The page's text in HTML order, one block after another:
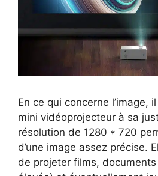
En ce qui concerne l’image,
mini vidéoprojecteur à sa
résolution de 1280 * 720
d’une image assez précise.
de projeter films,